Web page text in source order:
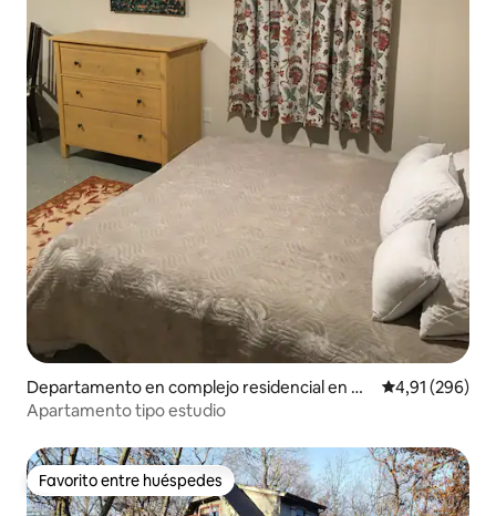
Departamento en complejo residencial en Ch
ampaign
Calificación
4,91 (296)
Apartamento tipo estudio
Favorito entre huéspedes
Favorito entre huéspedes